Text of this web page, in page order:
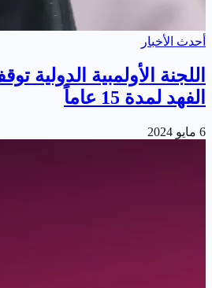
أحدث الأخبار
اللجنة الأولمبية الدولية
الفهد لمدة 15 عاماً
6 مايو 2024